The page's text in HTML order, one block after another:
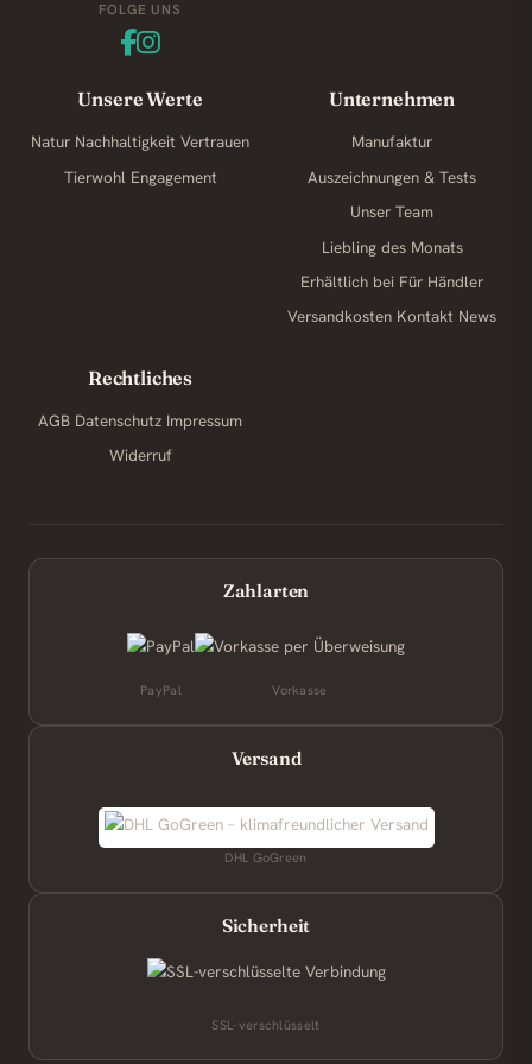
FOLGE UNS
Unsere Werte
Natur Nachhaltigkeit Vertrauen
Tierwohl Engagement
Unternehmen
Manufaktur
Auszeichnungen & Tests
Unser Team
Liebling des Monats
Erhältlich bei Für Händler
Versandkosten Kontakt News
Rechtliches
AGB Datenschutz Impressum
Widerruf
Zahlarten
PayPal Vorkasse
Versand
DHL GoGreen
Sicherheit
SSL-verschlüsselt